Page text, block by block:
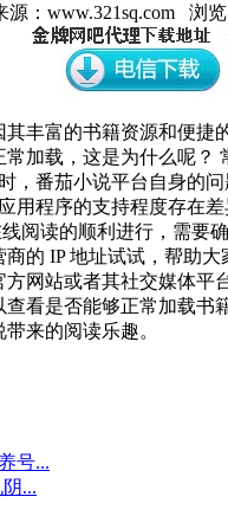
源：www.321sq.com 浏
的书籍资源和便捷的
加载，这是为什么呢
番茄小说平台自身的
程序的支持程度存在
读的顺利进行，需要
的 IP 地址试试，帮助
网站或者其社交媒体
看是否能够正常加载
茄小说带来的阅读乐
号...
...